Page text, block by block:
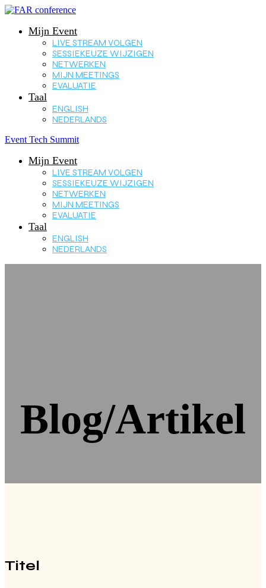
Mijn Event
LIVE STREAM VOLGEN
SESSIEKEUZE WIJZIGEN
NETWERKEN
MIJN MEETINGS
EVALUATIE
Taal
ENGLISH
NEDERLANDS
Event Tech Summit
Mijn Event
LIVE STREAM VOLGEN
SESSIEKEUZE WIJZIGEN
NETWERKEN
MIJN MEETINGS
EVALUATIE
Taal
ENGLISH
NEDERLANDS
Blog/Artikel
Titel